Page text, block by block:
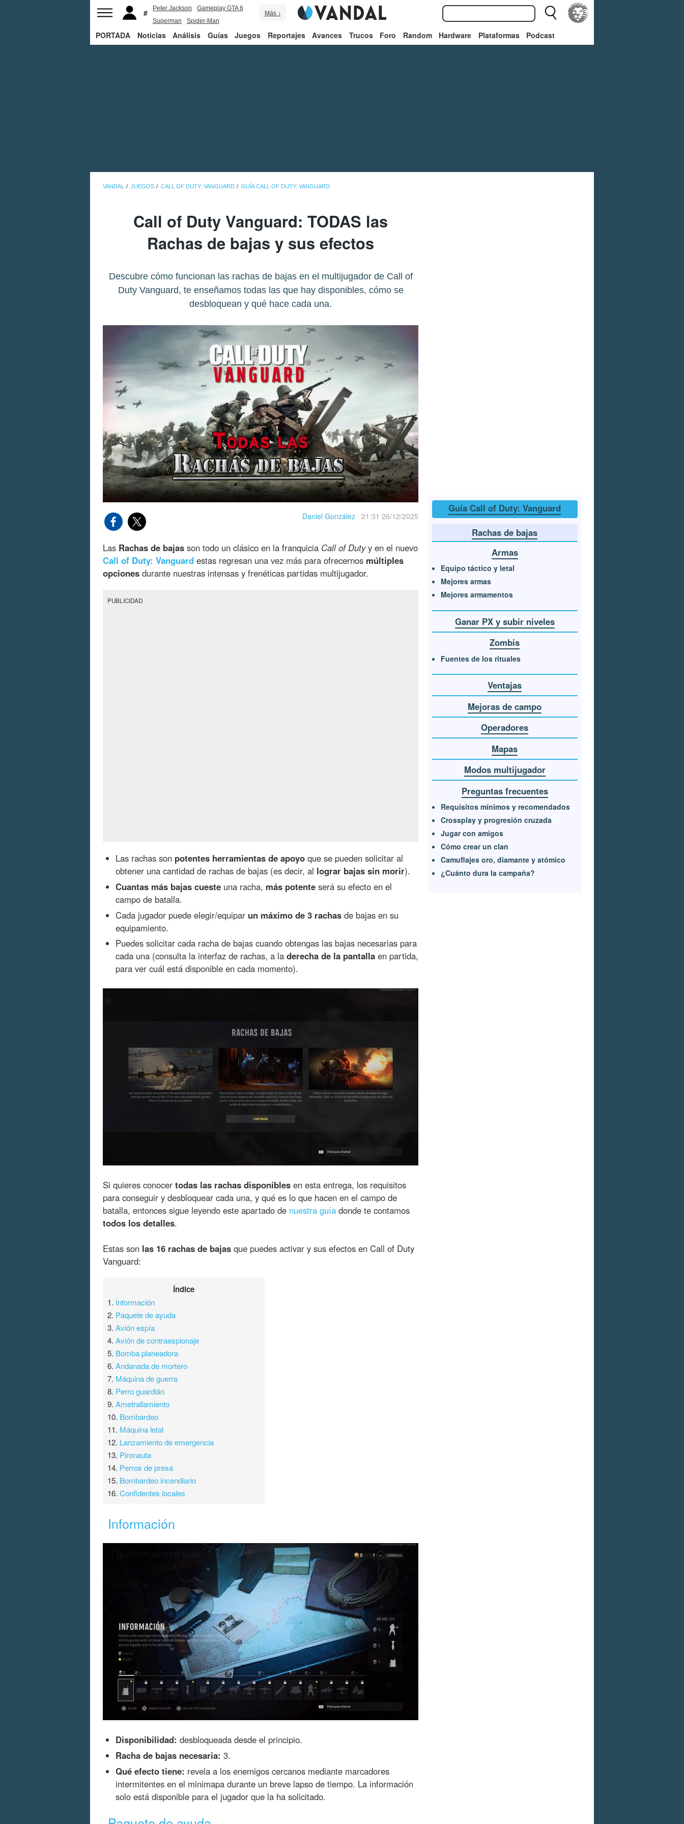
Peter Jackson
Gameplay GTA 6
Superman
Spider-Man
Más ↓
PORTADA Noticias Análisis Guías Juegos Reportajes Avances Trucos Foro Random Hardware Plataformas Podcast
VANDAL JUEGOS CALL OF DUTY: VANGUARD GUÍA CALL OF DUTY: VANGUARD
Call of Duty Vanguard: TODAS las
Rachas de bajas y sus efectos
Descubre cómo funcionan las rachas de bajas en el multijugador de Call of
Duty Vanguard, te enseñamos todas las que hay disponibles, cómo se
desbloquean y qué hace cada una.
Daniel González · 21:31 26/12/2025
Las Rachas de bajas son todo un clásico en la franquicia Call of Dutyy en el nuevo
Call of Duty: Vanguard estas regresan una vez más para ofrecernos múltiples
opciones durante nuestras intensas y frenéticas partidas multijugador.
PUBLICIDAD
Las rachas son potentes herramientas de apoyo que se pueden solicitar al
obtener una cantidad de rachas de bajas (es decir, al lograr bajas sin morir).
Cuantas más bajas cueste una racha, más potente será su efecto en el
campo de batalla.
Cada jugador puede elegir/equipar un máximo de 3 rachas de bajas en su
equipamiento.
Puedes solicitar cada racha de bajas cuando obtengas las bajas necesarias para
cada una (consulta la interfaz de rachas, a la derecha de la pantalla en partida,
para ver cuál está disponible en cada momento).
Si quieres conocer todas las rachas disponibles en esta entrega, los requisitos
para conseguir y desbloquear cada una, y qué es lo que hacen en el campo de
batalla, entonces sigue leyendo este apartado de nuestra guía donde te contamos
todos los detalles.
Estas son las 16 rachas de bajas que puedes activar y sus efectos en Call of Duty
Vanguard:
Índice
1. Información
2. Paquete de ayuda
3.Avión espía
4.Avión de contraespionaje
5. Bomba planeadora
6.Andanada de mortero
7. Máquina de guerra
8. Perro guardián
9.Ametrallamiento
10. Bombardeo
11. Máquina letal
12. Lanzamiento de emergencia
13. Pironauta
14. Perros de presa
15. Bombardeo incendiario
16.Confidentes locales
Información
Disponibilidad: desbloqueada desde el principio.
Racha de bajas necesaria: 3.
Qué efecto tiene: revela a los enemigos cercanos mediante marcadores
intermitentes en el minimapa durante un breve lapso de tiempo. La información
solo está disponible para el jugador que la ha solicitado.
Guía Call of Duty: Vanguard
Rachas de bajas
Armas
Equipo táctico y letal
Mejores armas
Mejores armamentos
Ganar PX y subir niveles
Zombis
Fuentes de los rituales
Ventajas
Mejoras de campo
Operadores
Mapas
Modos multijugador
Preguntas frecuentes
Requisitos mínimos y recomendados
Crossplay y progresión cruzada
Jugar con amigos
Cómo crear un clan
Camuflajes oro, diamante y atómico
¿Cuánto dura la campaña?